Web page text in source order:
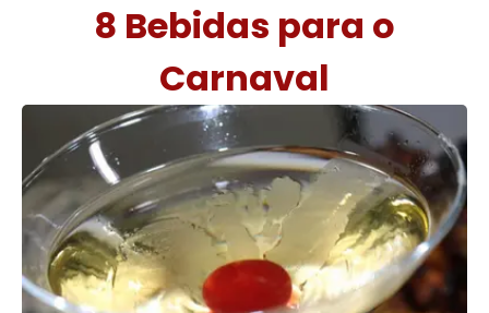
8 Bebidas para o
Carnaval